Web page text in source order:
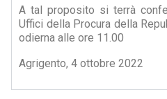
A tal proposito si terrà
Uffici della Procura della
odierna alle ore 11.00
Agrigento, 4 ottobre 2022